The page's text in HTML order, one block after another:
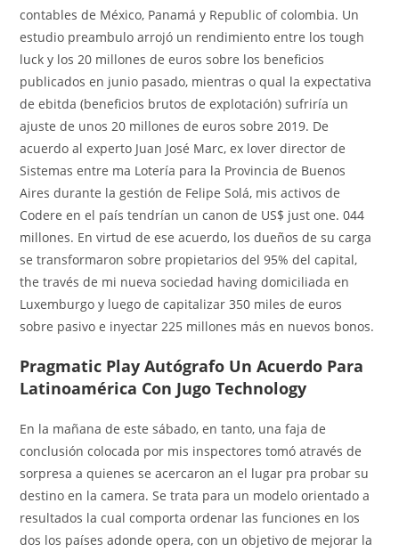
contables de México, Panamá y Republic of colombia. Un
estudio preambulo arrojó un rendimiento entre los tough
luck y los 20 millones de euros sobre los beneficios
publicados en junio pasado, mientras o qual la expectativa
de ebitda (beneficios brutos de explotación) sufriría un
ajuste de unos 20 millones de euros sobre 2019. De
acuerdo al experto Juan José Marc, ex lover director de
Sistemas entre ma Lotería para la Provincia de Buenos
Aires durante la gestión de Felipe Solá, mis activos de
Codere en el país tendrían un canon de US$ just one. 044
millones. En virtud de ese acuerdo, los dueños de su carga
se transformaron sobre propietarios del 95% del capital,
the través de mi nueva sociedad having domiciliada en
Luxemburgo y luego de capitalizar 350 miles de euros
sobre pasivo e inyectar 225 millones más en nuevos bonos.
Pragmatic Play Autógrafo Un Acuerdo Para
Latinoamérica Con Jugo Technology
En la mañana de este sábado, en tanto, una faja de
conclusión colocada por mis inspectores tomó através de
sorpresa a quienes se acercaron an el lugar pra probar su
destino en la camera. Se trata para un modelo orientado a
resultados la cual comporta ordenar las funciones en los
dos los países adonde opera, con un objetivo de mejorar la